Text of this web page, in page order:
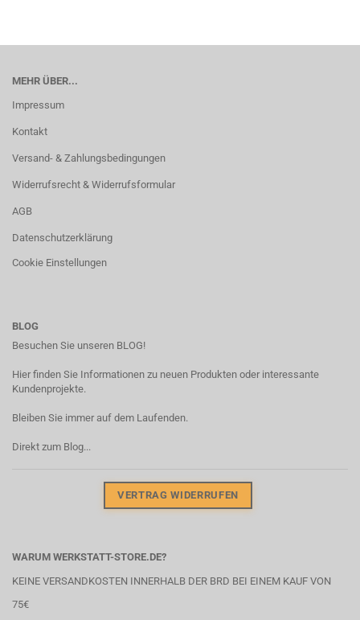
MEHR ÜBER...
Impressum
Kontakt
Versand- & Zahlungsbedingungen
Widerrufsrecht & Widerrufsformular
AGB
Datenschutzerklärung
Cookie Einstellungen
BLOG
Besuchen Sie unseren BLOG!
Hier finden Sie Informationen zu neuen Produkten oder interessante
Kundenprojekte.
Bleiben Sie immer auf dem Laufenden.
Direkt zum Blog...
VERTRAG WIDERRUFEN
WARUM WERKSTATT-STORE.DE?
KEINE VERSANDKOSTEN INNERHALB DER BRD BEI EINEM KAUF VON
75€